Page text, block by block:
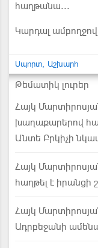
հաղթանա...
Կարդալ
Սպորտ Աշխարհ
Թեմատիկ լուրեր
Հայկ
խաղաքարերով
Անտե Բրկիչի
Հայկ
հաղթել է
Հայկ
Ադրբեջանի